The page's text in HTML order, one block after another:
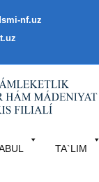
nf.uz
TA`LIM